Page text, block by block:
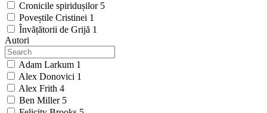
Cronicile spiridușilor 5
Poveștile Cristinei 1
Învățătorii de Grijă 1
Autori
Adam Larkum 1
Alex Donovici 1
Alex Frith 4
Ben Miller 5